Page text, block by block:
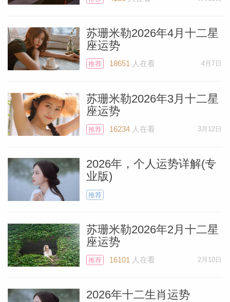
苏珊米勒2026年4月十二星
座运势
推荐 18651人在看 4月7日
苏珊米勒2026年3月十二星
座运势
推荐 16234人在看 3月12日
2026年，个人运势详解(专
业版)
推荐
苏珊米勒2026年2月十二星
座运势
推荐 16101 人在看 2月10日
2026年十二生肖运势